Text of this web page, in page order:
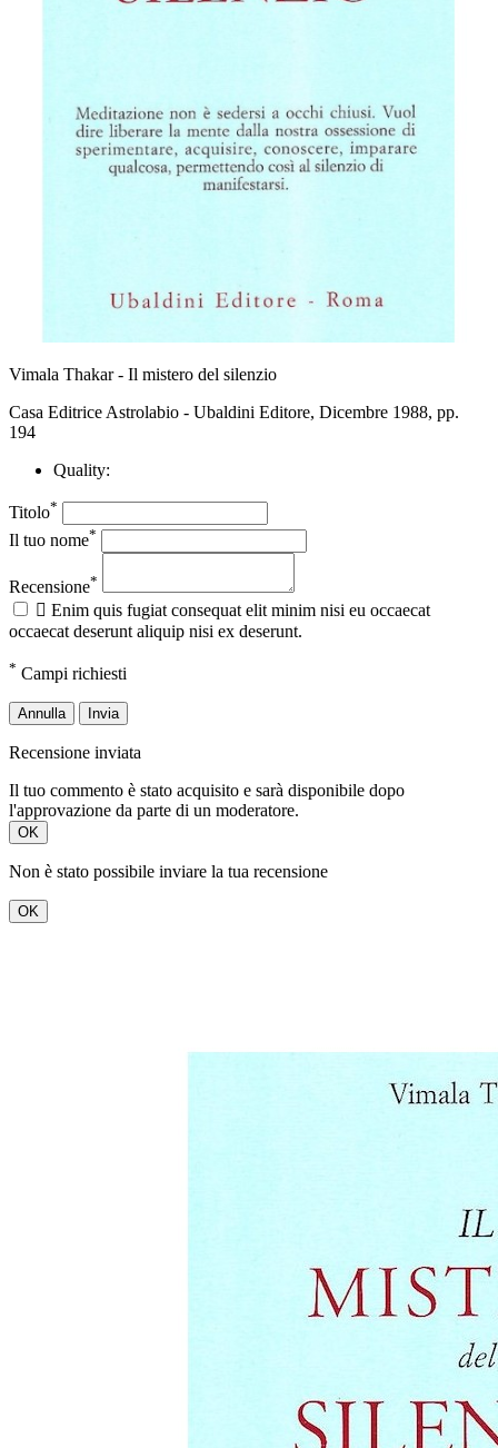
Vimala Thakar - Il mistero del silenzio
Casa Editrice Astrolabio - Ubaldini Editore, Dicembre 1988, pp.
194
Quality:
Titolo*
Il tuo nome*
Recensione*
 Enim quis fugiat consequat elit minim nisi eu occaecat
occaecat deserunt aliquip nisi ex deserunt.
* Campi richiesti
Annulla Invia
Recensione inviata
Il tuo commento è stato acquisito e sarà disponibile dopo
l'approvazione da parte di un moderatore.
OK
Non è stato possibile inviare la tua recensione
OK